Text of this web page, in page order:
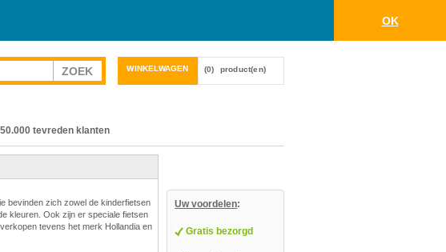
OK
WINKELWAGEN (0) product(en)
tevreden klanten
bevinden zich zowel de kinderfietsen
kleuren. Ook zijn er speciale fietsen
tevens het merk Hollandia en
Uw voordelen:
Gratis bezorgd